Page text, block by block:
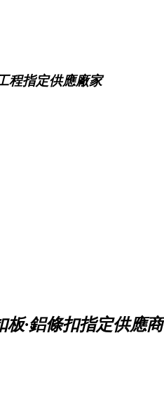
程指定供應廠家
·鋁條扣指定供應商